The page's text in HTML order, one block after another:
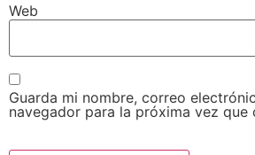
Web
Guarda mi nombre, correo
navegador para la próxima vez que